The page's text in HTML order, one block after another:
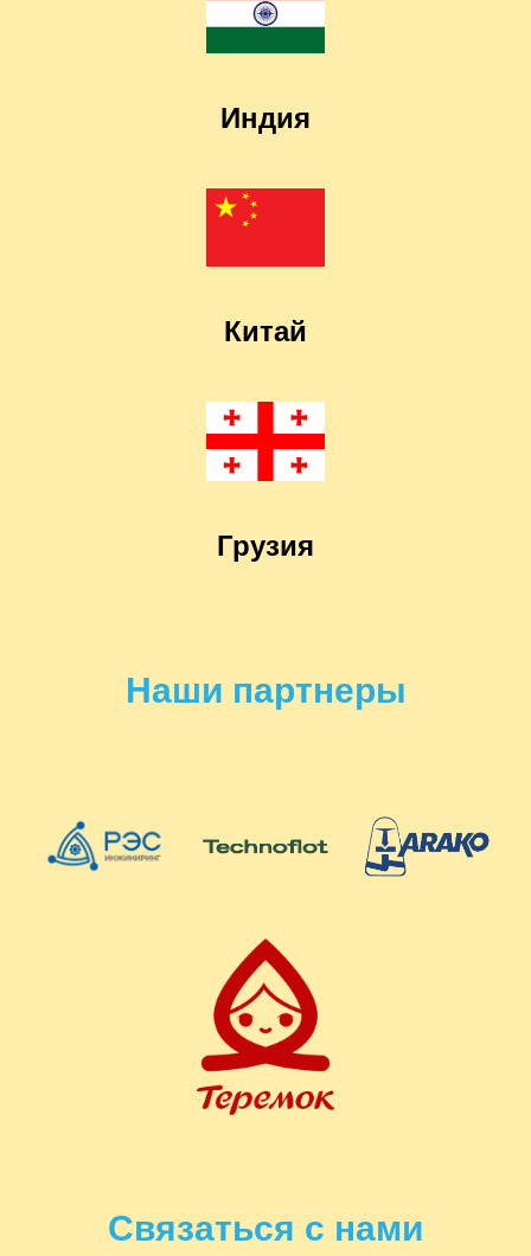
Индия
Китай
Грузия
Наши партнеры
Связаться с нами